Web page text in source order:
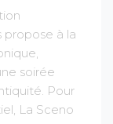
propose à la
soirée
Pour
La Sceno